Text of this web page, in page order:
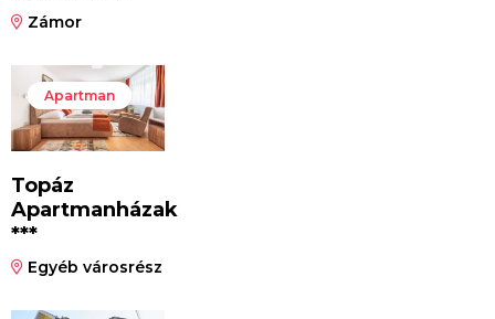
Zámor
Apartman
Topáz
Apartmanházak
***
Egyéb városrész